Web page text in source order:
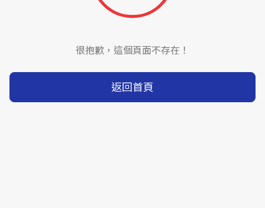
很抱歉，這個頁面不存在！
返回首頁